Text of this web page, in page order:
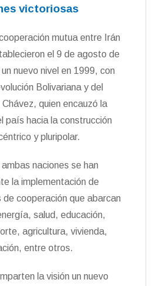
victoriosas
mutua entre Irán
el 9 de agosto de
nuevo nivel en 1999, con
Bolivariana y del
quien encauzó la
país hacia la construcción
y pluripolar.
ambas naciones se han
la implementación de
cooperación que abarcan
salud, educación,
agricultura, vivienda,
entre otros.
la visión un nuevo